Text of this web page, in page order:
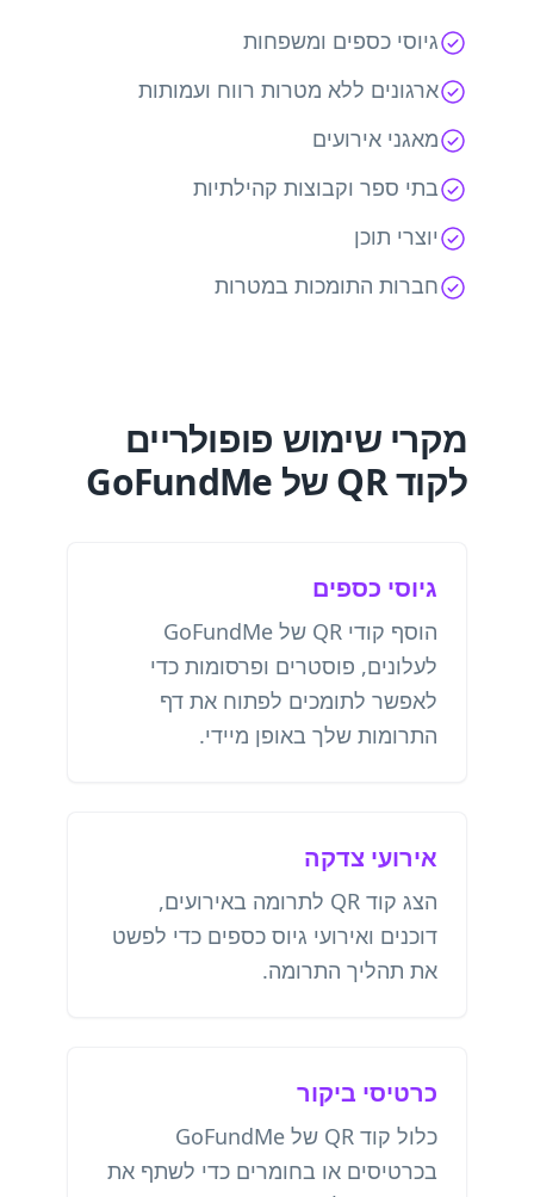
גיוסי כספים ומשפחות
ארגונים ללא מטרות רווח ועמותות
מאגני אירועים
בתי ספר וקבוצות קהילתיות
יוצרי תוכן
חברות התומכות במטרות
מקרי שימוש פופולריים
לקוד QR של GoFundMe
גיוסי כספים
הוסף קודי QR של GoFundMe
לעלונים, פוסטרים ופרסומות כדי
לאפשר לתומכים לפתוח את דף
התרומות שלך באופן מיידי.
אירועי צדקה
הצג קוד QR לתרומה באירועים,
דוכנים ואירועי גיוס כספים כדי לפשט
את תהליך התרומה.
כרטיסי ביקור
כלול קוד QR של GoFundMe
בכרטיסים או בחומרים כדי לשתף את